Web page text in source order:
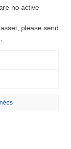
no active
please send